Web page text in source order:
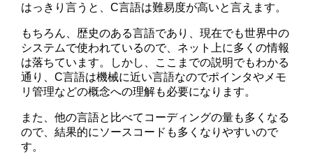
はっきり言うと、C言語は難易度が高いと言えます。
もちろん、歴史のある言語であり、現在でも世界中の
システムで使われているので、ネット上に多くの情報
は落ちています。しかし、ここまでの説明でもわかる
通り、C言語は機械に近い言語なのでポインタやメモ
リ管理などの概念への理解も必要になります。
また、他の言語と比べてコーディングの量も多くなる
ので、結果的にソースコードも多くなりやすいので
す。